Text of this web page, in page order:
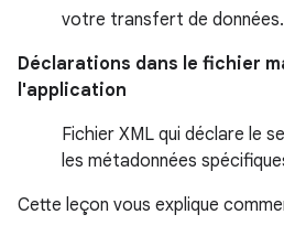
votre transfert de données.
Déclarations dans le fichier
l'application
Fichier XML qui déclare le
les métadonnées
Cette leçon vous explique